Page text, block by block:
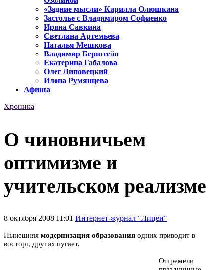
«Задние мысли» Кирилла Олюшкина
Застолье с Владимиром Софиенко
Ирина Савкина
Светлана Артемьева
Наталья Мешкова
Владимир Берштейн
Екатерина Габалова
Олег Липовецкий
Илона Румянцева
Афиша
Хроника
О чиновничьем
оптимизме и
учительском реализме
8 октября 2008 11:01 Интернет-журнал "Лицей"
Нынешняя модернизация образования одних приводит в
восторг, других пугает.
Отгремели